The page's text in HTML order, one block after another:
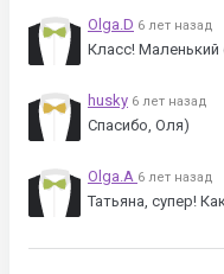
Olga.D 6 лет назад
Класс!
husky 6 лет назад
Спасибо, Оля)
Olga.A 6 лет назад
Татьяна, супер!